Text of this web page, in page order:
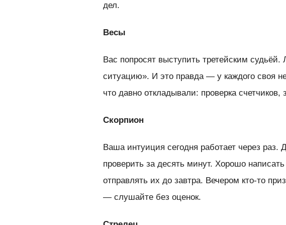
дел.
Весы
Вас попросят выступить третейским
ситуацию». И это правда — у каждого своя
что давно откладывали: проверка
Скорпион
Ваша интуиция сегодня работает через раз.
проверить за десять минут. Хорошо
отправлять их до завтра. Вечером кто-то
— слушайте без оценок.